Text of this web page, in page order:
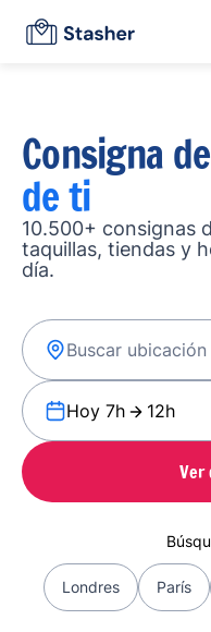
Consigna
de ti
10.500+ consignas
taquillas, tiendas y
día.
Hoy 7h 12h
Ver
Londres París